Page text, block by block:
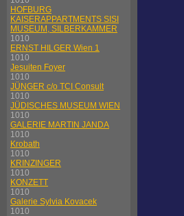
HOFBURG
KAISERAPPARTMENTS SISI
MUSEUM, SILBERKAMMER
1010
ERNST HILGER Wien 1
1010
Jesuiten Foyer
1010
JÜNGER c/o TCI Consult
1010
JÜDISCHES MUSEUM WIEN
1010
GALERIE MARTIN JANDA
1010
Krobath
1010
KRINZINGER
1010
KONZETT
1010
Galerie Sylvia Kovacek
1010